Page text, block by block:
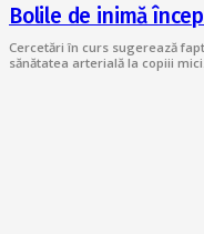
Bolile de inimă
Cercetări în curs sugerează
sănătatea arterială la copiii